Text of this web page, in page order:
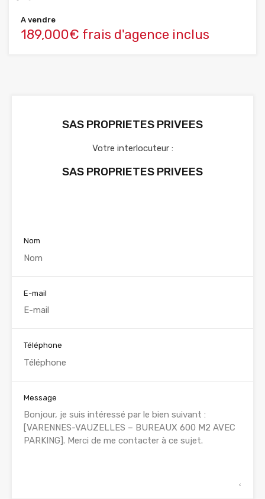
A vendre
189,000€ frais d'agence inclus
SAS PROPRIETES PRIVEES
Votre interlocuteur :
SAS PROPRIETES PRIVEES
Nom
E-mail
Téléphone
Message